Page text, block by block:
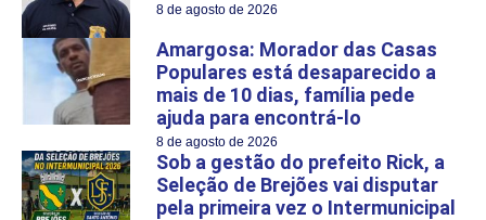
8 de agosto de 2026
Amargosa: Morador das Casas
Populares está desaparecido a
mais de 10 dias, família pede
ajuda para encontrá-lo
8 de agosto de 2026
Sob a gestão do prefeito Rick, a
Seleção de Brejões vai disputar
pela primeira vez o Intermunicipal